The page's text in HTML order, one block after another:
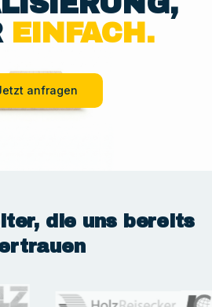
anfordern
EINFACH.
anfragen
die uns bereits